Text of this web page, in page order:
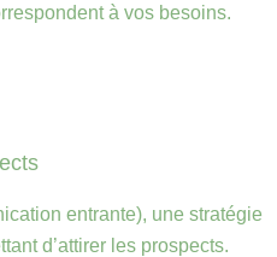
à vos besoins.
entrante), une stratégie
d’attirer les prospects.